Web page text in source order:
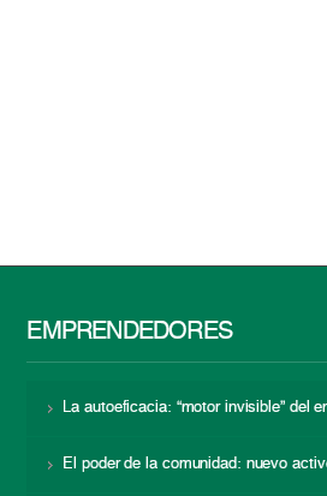
EMPRENDEDORES
La autoeficacia: “motor invisible” del
El poder de la comunidad: nuevo